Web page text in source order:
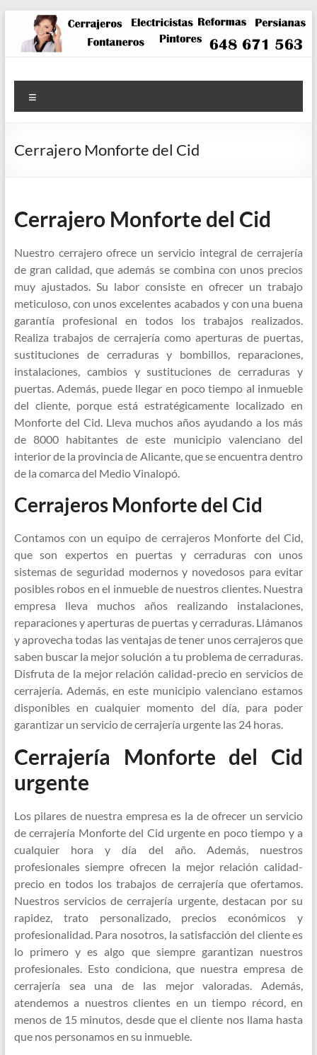
contenido
Cerrajero Monforte del Cid
Cerrajero Monforte del Cid
Nuestro cerrajero ofrece un servicio integral de cerrajería
de gran calidad, que además se combina con unos precios
muy ajustados. Su labor consiste en ofrecer un trabajo
meticuloso, con unos excelentes acabados y con una buena
garantía profesional en todos los trabajos realizados.
Realiza trabajos de cerrajería como aperturas de puertas,
sustituciones de cerraduras y bombillos, reparaciones,
instalaciones, cambios y sustituciones de cerraduras y
puertas. Además, puede llegar en poco tiempo al inmueble
del cliente, porque está estratégicamente localizado en
Monforte del Cid. Lleva muchos años ayudando a los más
de 8000 habitantes de este municipio valenciano del
interior de la provincia de Alicante, que se encuentra dentro
de la comarca del Medio Vinalopó.
Cerrajeros Monforte del Cid
Contamos con un equipo de cerrajeros Monforte del Cid,
que son expertos en puertas y cerraduras con unos
sistemas de seguridad modernos y novedosos para evitar
posibles robos en el inmueble de nuestros clientes. Nuestra
empresa lleva muchos años realizando instalaciones,
reparaciones y aperturas de puertas y cerraduras. Llámanos
y aprovecha todas las ventajas de tener unos cerrajeros que
saben buscar la mejor solución a tu problema de cerraduras.
Disfruta de la mejor relación calidad-precio en servicios de
cerrajería. Además, en este municipio valenciano estamos
disponibles en cualquier momento del día, para poder
garantizar un servicio de cerrajería urgente las 24 horas.
Cerrajería Monforte del Cid
urgente
Los pilares de nuestra empresa es la de ofrecer un servicio
de cerrajería Monforte del Cid urgente en poco tiempo y a
cualquier hora y día del año. Además, nuestros
profesionales siempre ofrecen la mejor relación calidad-
precio en todos los trabajos de cerrajería que ofertamos.
Nuestros servicios de cerrajería urgente, destacan por su
rapidez, trato personalizado, precios económicos y
profesionalidad. Para nosotros, la satisfacción del cliente es
lo primero y es algo que siempre garantizan nuestros
profesionales. Esto condiciona, que nuestra empresa de
cerrajería sea una de las mejor valoradas. Además,
atendemos a nuestros clientes en un tiempo récord, en
menos de 15 minutos, desde que el cliente nos llama hasta
que nos personamos en su inmueble.